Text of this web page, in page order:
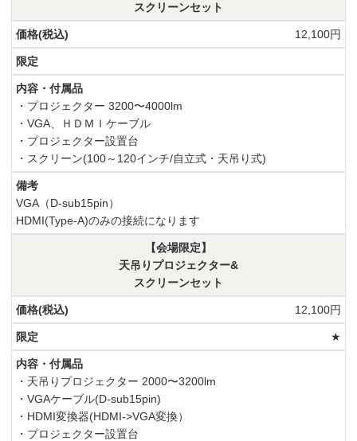
スクリーンセット
12,100円
・プロジェクター 3200〜4000lm
・VGA、ＨＤＭＩケーブル
・プロジェクター設置台
・スクリーン(100～120インチ/自立式・天吊り式)
VGA（D-sub15pin）
HDMI(Type-A)のみの接続になります
【会場限定】
天吊りプロジェクター&
スクリーンセット
12,100円
★
・天吊りプロジェクター 2000〜3200lm
・VGAケーブル(D-sub15pin)
・HDMI変換器(HDMI->VGA変換）
・プロジェクター設置台